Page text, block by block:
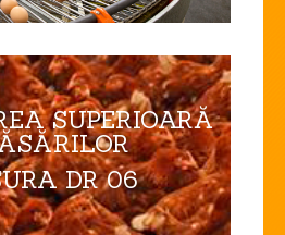
SUPERIOARĂ
DR 06